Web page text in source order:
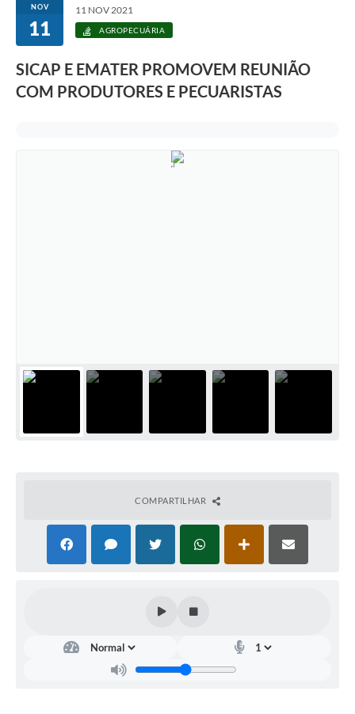
NOV
11
11 NOV 2021
AGROPECUÁRIA
SICAP E EMATER PROMOVEM REUNIÃO
COM PRODUTORES E PECUARISTAS
COMPARTILHAR